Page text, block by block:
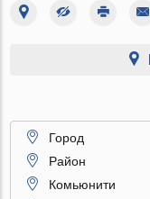
Город
Район
Комьюнити